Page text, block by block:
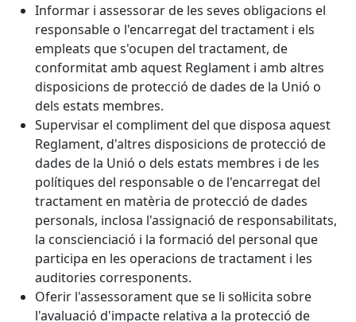
Informar i assessorar de les seves obligacions el
responsable o l'encarregat del tractament i els
empleats que s'ocupen del tractament, de
conformitat amb aquest Reglament i amb altres
disposicions de protecció de dades de la Unió o
dels estats membres.
Supervisar el compliment del que disposa aquest
Reglament, d'altres disposicions de protecció de
dades de la Unió o dels estats membres i de les
polítiques del responsable o de l'encarregat del
tractament en matèria de protecció de dades
personals, inclosa l'assignació de responsabilitats,
la conscienciació i la formació del personal que
participa en les operacions de tractament i les
auditories corresponents.
Oferir l'assessorament que se li sol·licita sobre
l'avaluació d'impacte relativa a la protecció de